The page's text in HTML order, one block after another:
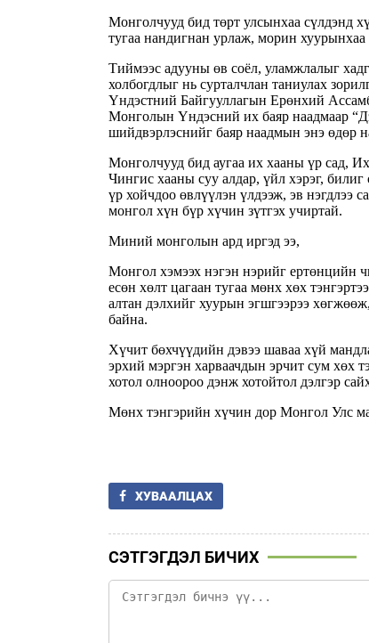
Монголчууд бид төрт улсынхаа сүлдэнд
тугаа нандигнан урлаж, морин хуурынхаа
Тиймээс адууны өв соёл, уламжлалыг
холбогдлыг нь сурталчлан таниулах
Үндэстний Байгууллагын Ерөнхий
Монголын Үндэсний их баяр наадмаар
шийдвэрлэснийг баяр наадмын энэ өдөр
Монголчууд бид аугаа их хааны үр сад,
Чингис хааны суу алдар, үйл хэрэг,
үр хойчдоо өвлүүлэн үлдээж, эв нэгдлээ
монгол хүн бүр хүчин зүтгэх учиртай.
Миний монголын ард иргэд ээ,
Монгол хэмээх нэгэн нэрийг ертөнцийн
есөн хөлт цагаан тугаа мөнх хөх
алтан дэлхийг хуурын эгшгээрээ
байна.
Хүчит бөхчүүдийн дэвээ шаваа хүй
эрхий мэргэн харваачдын эрчит сум хөх
хотол олноороо дэнж хотойтол дэлгэр
Мөнх тэнгэрийн хүчин дор Монгол Улс
ХУВААЛЦАХ
СЭТГЭГДЭЛ БИЧИХ